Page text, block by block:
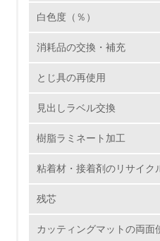
8. 第三者認
白色度（％）
消耗品の交換・補充
とじ具の再使用
見出しラベル交換
樹脂ラミネート加工
粘着材・接着剤のリサイク
残芯
カッティングマットの両面